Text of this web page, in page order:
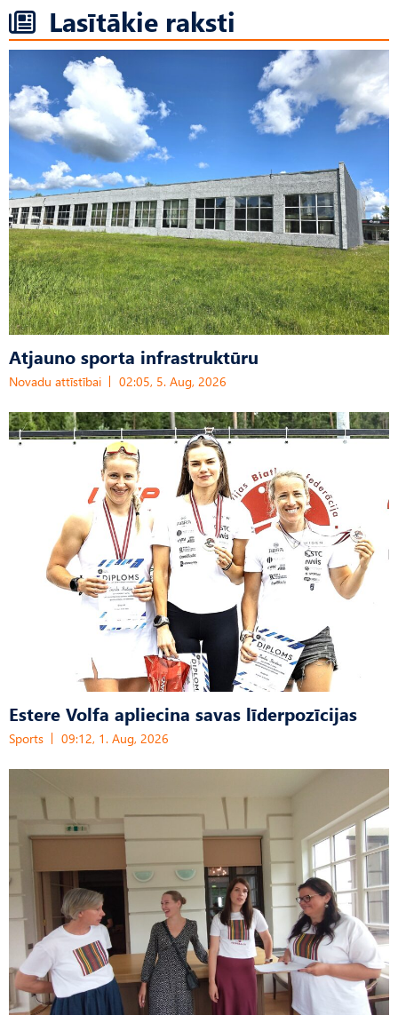
Lasītākie raksti
Atjauno sporta infrastruktūru
Novadu attīstībai 02:05, 5. Aug, 2026
Estere Volfa apliecina savas līderpozīcijas
Sports 09:12, 1. Aug, 2026